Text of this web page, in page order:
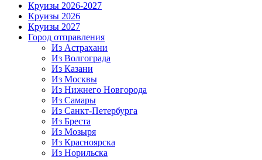
Круизы 2026-2027
Круизы 2026
Круизы 2027
Город отправления
Из Астрахани
Из Волгограда
Из Казани
Из Москвы
Из Нижнего Новгорода
Из Самары
Из Санкт-Петербурга
Из Бреста
Из Мозыря
Из Красноярска
Из Норильска